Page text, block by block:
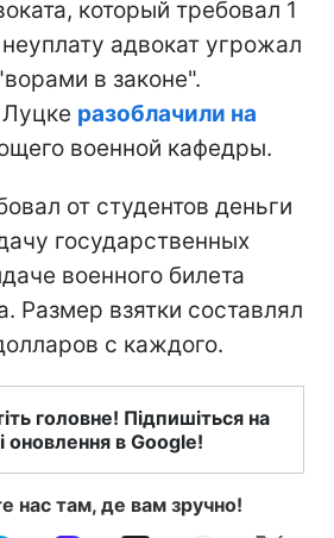
который требовал 1
адвокат угрожал
в законе".
разоблачили на
военной кафедры.
от студентов деньги
государственных
военного билета
Размер взятки составлял
с каждого.
головне! Підпишіться на
оновлення в Google!
нас там, де вам зручно!